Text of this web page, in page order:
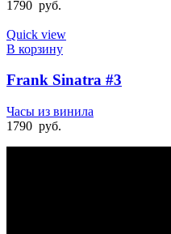
1790 руб.
Quick view
В корзину
Frank Sinatra #3
Часы из винила
1790 руб.